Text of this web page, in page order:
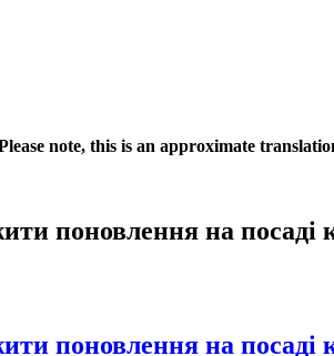
note, this is an approximate
поновлення на
поновлення на